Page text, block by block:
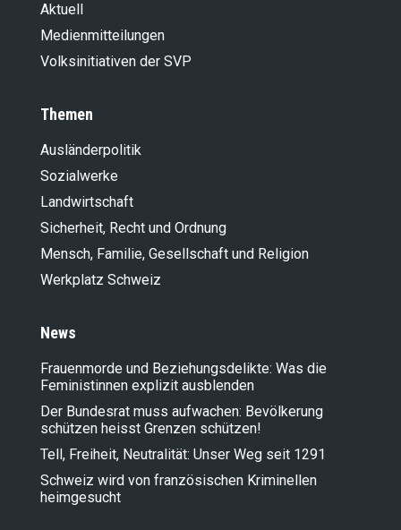
Aktuell
Medienmitteilungen
Volksinitiativen der SVP
Themen
Ausländer­politik
Sozialwerke
Landwirt­schaft
Sicherheit, Recht und Ordnung
Mensch, Familie, Gesellschaft und Religion
Werkplatz Schweiz
News
Frauenmorde und Beziehungsdelikte: Was die
Feministinnen explizit ausblenden
Der Bundesrat muss aufwachen: Bevölkerung
schützen heisst Grenzen schützen!
Tell, Freiheit, Neutralität: Unser Weg seit 1291
Schweiz wird von französischen Kriminellen
heimgesucht